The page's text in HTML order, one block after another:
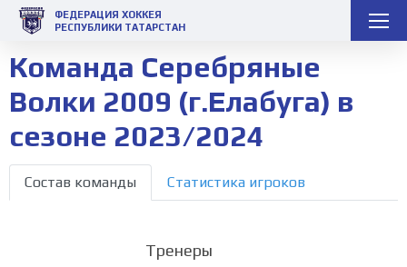
ФЕДЕРАЦИЯ ХОККЕЯ
РЕСПУБЛИКИ ТАТАРСТАН
Команда Серебряные
Волки 2009 (г.Елабуга) в
сезоне 2023/2024
Состав команды Статистика игроков
Тренеры